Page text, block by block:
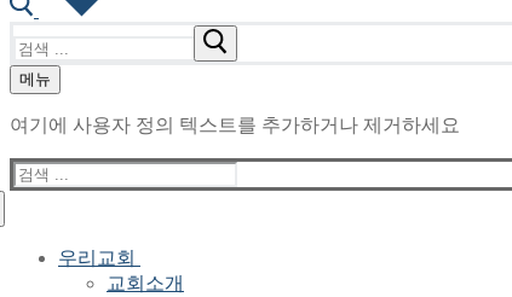
색
메뉴
여기에 사용자 정의 텍스트를 추가하거나 제거하세요
검
색
우리교회
교회소개